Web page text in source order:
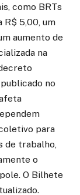
como BRTs
R$ 5,00, um
aumento de
na
no
para
de trabalho,
o
O Bilhete